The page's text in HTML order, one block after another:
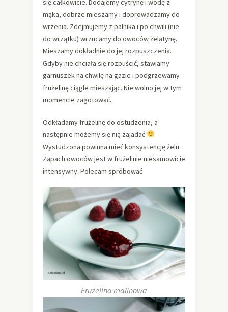
się całkowicie. Dodajemy cytrynę i wodę z
mąką, dobrze mieszamy i doprowadzamy do
wrzenia. Zdejmujemy z palnika i po chwili (nie
do wrzątku) wrzucamy do owoców żelatynę.
Mieszamy dokładnie do jej rozpuszczenia.
Gdyby nie chciała się rozpuścić, stawiamy
garnuszek na chwilę na gazie i podgrzewamy
frużelinę ciągle mieszając. Nie wolno jej w tym
momencie zagotować.
Odkładamy frużelinę do ostudzenia, a
następnie możemy się nią zajadać
Wystudzona powinna mieć konsystencję żelu.
Zapach owoców jest w frużelinie niesamowicie
intensywny. Polecam spróbować
Frużelina malinowa